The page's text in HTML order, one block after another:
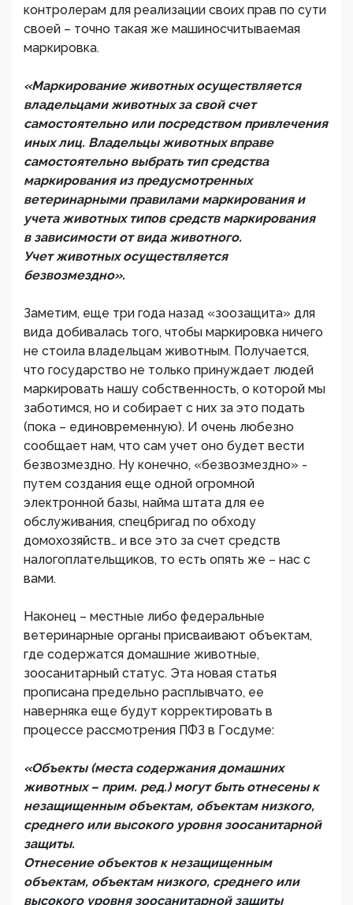
контролерам для реализации своих прав по сути
своей – точно такая же машиносчитываемая
маркировка.
«Маркирование животных осуществляется
владельцами животных за свой счет
самостоятельно или посредством привлечения
иных лиц. Владельцы животных вправе
самостоятельно выбрать тип средства
маркирования из предусмотренных
ветеринарными правилами маркирования и
учета животных типов средств маркирования
в зависимости от вида животного.
Учет животных осуществляется
безвозмездно».
Заметим, еще три года назад «зоозащита» для
вида добивалась того, чтобы маркировка ничего
не стоила владельцам животным. Получается,
что государство не только принуждает людей
маркировать нашу собственность, о которой мы
заботимся, но и собирает с них за это подать
(пока – единовременную). И очень любезно
сообщает нам, что сам учет оно будет вести
безвозмездно. Ну конечно, «безвозмездно» -
путем создания еще одной огромной
электронной базы, найма штата для ее
обслуживания, спецбригад по обходу
домохозяйств… и все это за счет средств
налогоплательщиков, то есть опять же – нас с
вами.
Наконец – местные либо федеральные
ветеринарные органы присваивают объектам,
где содержатся домашние животные,
зоосанитарный статус. Эта новая статья
прописана предельно расплывчато, ее
наверняка еще будут корректировать в
процессе рассмотрения ПФЗ в Госдуме:
«Объекты (места содержания домашних
животных – прим. ред.) могут быть отнесены к
незащищенным объектам, объектам низкого,
среднего или высокого уровня зоосанитарной
защиты.
Отнесение объектов к незащищенным
объектам, объектам низкого, среднего или
высокого уровня зоосанитарной защиты